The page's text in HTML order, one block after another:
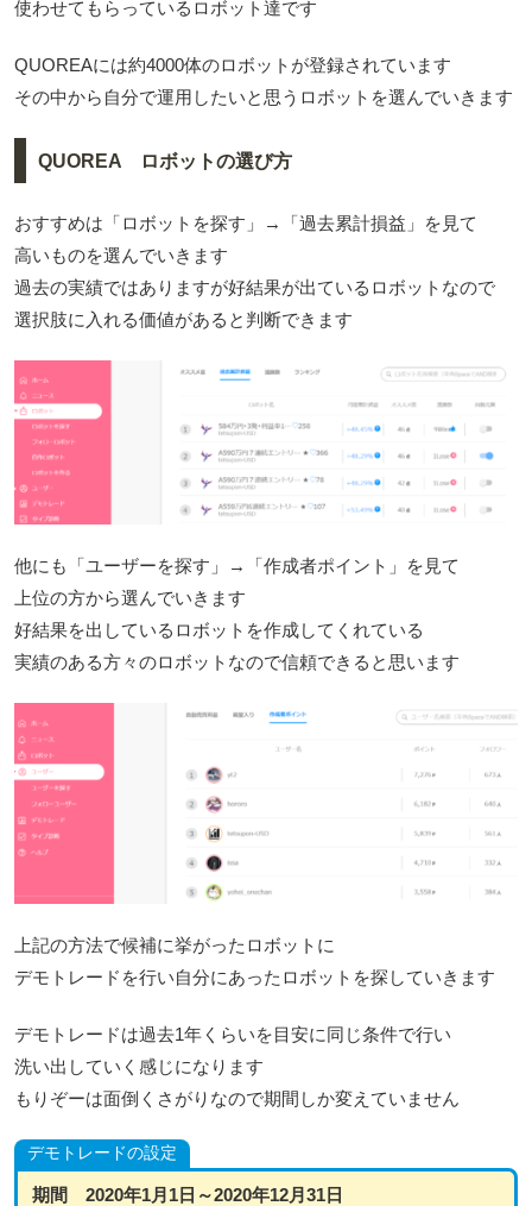
使わせてもらっているロボット達です
QUOREAには約4000体のロボットが登録されています
その中から自分で運用したいと思うロボットを選んでいきます
QUOREA ロボットの選び方
おすすめは「ロボットを探す」→「過去累計損益」を見て
高いものを選んでいきます
過去の実績ではありますが好結果が出ているロボットなので
選択肢に入れる価値があると判断できます
他にも「ユーザーを探す」→「作成者ポイント」を見て
上位の方から選んでいきます
好結果を出しているロボットを作成してくれている
実績のある方々のロボットなので信頼できると思います
上記の方法で候補に挙がったロボットに
デモトレードを行い自分にあったロボットを探していきます
デモトレードは過去1年くらいを目安に同じ条件で行い
洗い出していく感じになります
もりぞーは面倒くさがりなので期間しか変えていません
デモトレードの設定
期間 2020年1月1日～2020年12月31日